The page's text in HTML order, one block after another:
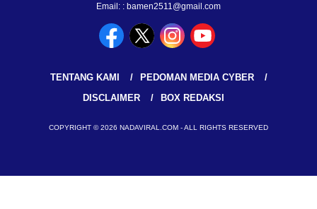
Email: : bamen2511@gmail.com
TENTANG KAMI
PEDOMAN MEDIA CYBER
DISCLAIMER
BOX REDAKSI
COPYRIGHT © 2026 NADAVIRAL.COM - ALL RIGHTS RESERVED